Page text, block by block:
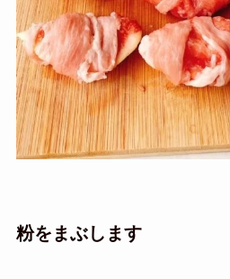
粉をまぶします